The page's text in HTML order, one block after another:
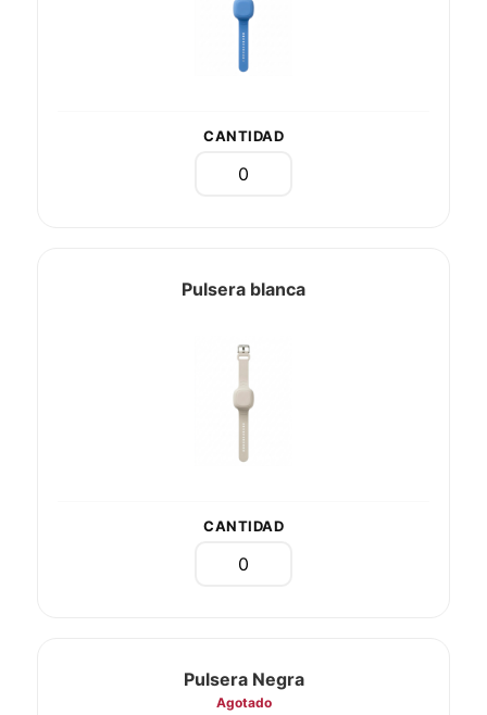
CANTIDAD
Pulsera blanca
CANTIDAD
Pulsera Negra
Agotado